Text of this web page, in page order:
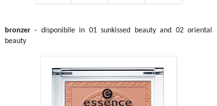
bronzer- disponibile in 01 sunkissed beauty and 02 oriental
beauty